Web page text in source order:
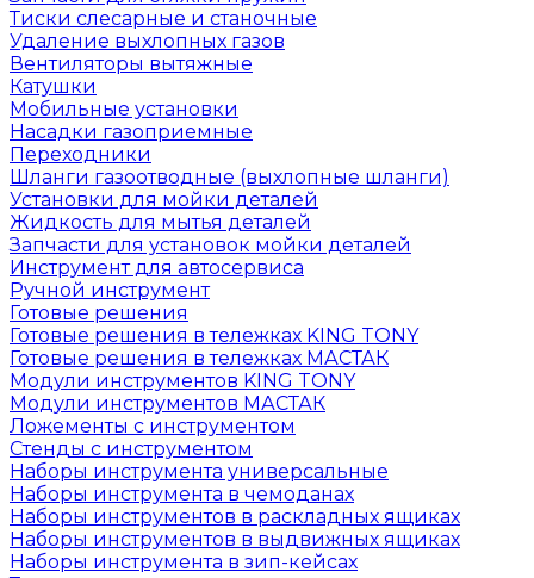
Тиски слесарные и станочные
Удаление выхлопных газов
Вентиляторы вытяжные
Катушки
Мобильные установки
Насадки газоприемные
Переходники
Шланги газоотводные (выхлопные шланги)
Установки для мойки деталей
Жидкость для мытья деталей
Запчасти для установок мойки деталей
Инструмент для автосервиса
Ручной инструмент
Готовые решения
Готовые решения в тележках KING TONY
Готовые решения в тележках МАСТАК
Модули инструментов KING TONY
Модули инструментов МАСТАК
Ложементы с инструментом
Стенды с инструментом
Наборы инструмента универсальные
Наборы инструмента в чемоданах
Наборы инструментов в раскладных ящиках
Наборы инструментов в выдвижных ящиках
Наборы инструмента в зип-кейсах